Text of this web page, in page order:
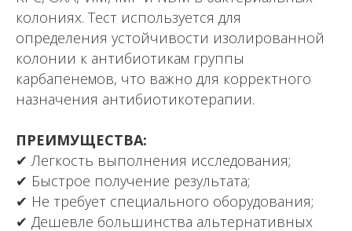
колониях. Тест используется для
определения устойчивости изолированной
колонии к антибиотикам группы
карбапенемов, что важно для корректного
назначения антибиотикотерапии.
ПРЕИМУЩЕСТВА:
✔ Легкость выполнения исследования;
✔ Быстрое получение результата;
✔ Не требует специального оборудования;
✔ Дешевле большинства альтернативных